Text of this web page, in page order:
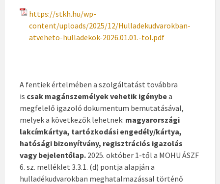
https://stkh.hu/wp-
content/uploads/2025/12/Hulladekudvarokban-
atveheto-hulladekok-2026.01.01.-tol.pdf
A fentiek értelmében a szolgáltatást továbbra
is csak magánszemélyek vehetik igénybea
megfelelő igazoló dokumentum bemutatásával,
melyek a következők lehetnek: magyarországi
lakcímkártya, tartózkodási engedély/kártya,
hatósági bizonyítvány, regisztrációs igazolás
vagy bejelentőlap. 2025. október 1-től a MOHU ÁSZF
6. sz. melléklet 3.3.1. (d) pontja alapján a
hulladékudvarokban meghatalmazással történő